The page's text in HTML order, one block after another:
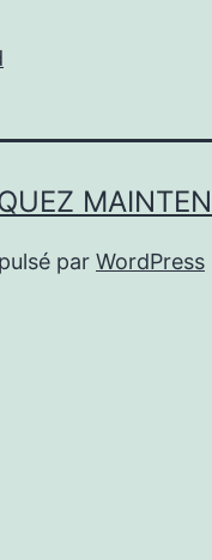
par WordPress